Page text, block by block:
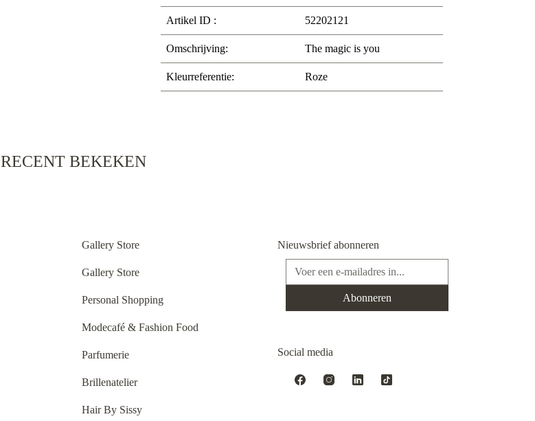
Artikel ID : 52202121
Omschrijving: The magic is you
Kleurreferentie: Roze
RECENT BEKEKEN
Gallery Store
Gallery Store
Personal Shopping
Modecafé & Fashion Food
Parfumerie
Brillenatelier
Hair By Sissy
Nieuwsbrief abonneren
E-mailadres*
Abonneren
Social media